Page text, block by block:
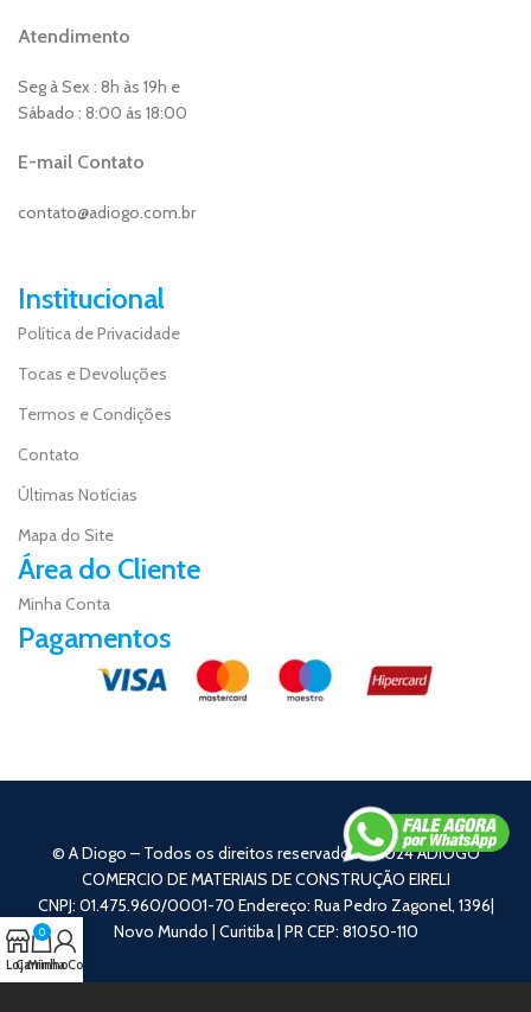
Atendimento
Seg à Sex : 8h às 19h e
Sábado : 8:00 ás 18:00
E-mail Contato
contato@adiogo.com.br
Institucional
Política de Privacidade
Tocas e Devoluções
Termos e Condições
Contato
Últimas Notícias
Mapa do Site
Área do Cliente
Minha Conta
Pagamentos
© A Diogo – Todos os direitos reservados – 2024 ADIOGO
COMERCIO DE MATERIAIS DE CONSTRUÇÃO EIRELI
CNPJ: 01.475.960/0001-70 Endereço: Rua Pedro Zagonel, 1396|
Novo Mundo | Curitiba | PR CEP: 81050-110
Loja
0
Carrinho
Minha Conta